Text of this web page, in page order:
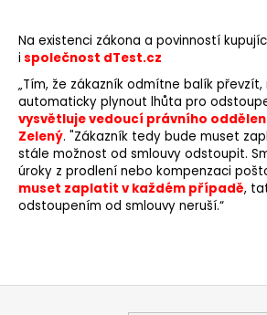
Na existenci zákona a povinností
i společnost dTest.cz
„Tím, že zákazník odmítne balík převzít,
automaticky plynout lhůta pro
vysvětluje vedoucí právního
Zelený. "Zákazník tedy bude muset
stále možnost od smlouvy odstoupit.
úroky z prodlení nebo kompenzaci
muset zaplatit v každém případě,
odstoupením od smlouvy neruší.“
Z